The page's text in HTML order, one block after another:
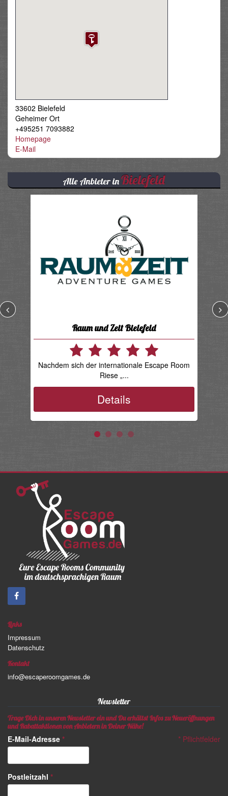
33602 Bielefeld
Geheimer Ort
+495251 7093882
Homepage
E-Mail
Alle Anbieter inBielefeld
Raum und Zeit Bielefeld
Nachdem sich der internationale Escape Room
Riese „...
Details
Links
Impressum
Datenschutz
Kontakt
info@escaperoomgames.de
Newsletter
Trage Dich in unseren Newsletter ein und Du erhältst Infos zu Neueröffnungen
und Rabattaktionen von Anbietern in Deiner Nähe!
* Pflichtfelder
E-Mail-Adresse *
Postleitzahl *